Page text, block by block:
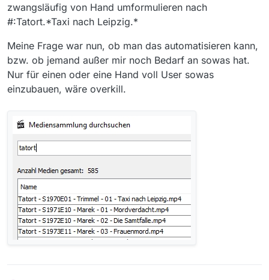
meinem LAN einsetze, resultierte der dauerhafte Index
erst als “Externe Medien” die einzeln (als Pfade im ersten
Reiter) indiziert wurden. Die Größe der eigentliche Tatort-
Folge erscheint als “null”, denn es istein Bug.
Titel in der Mediensammlung sucht. Aus Sicht eines MV-
Anwenders, werden Zeichenketten verglichen, und nicht
Expressionen. JMHO.
zwangsläufig von Hand umformulieren nach
#:Tatort.*Taxi nach Leipzig.*
Meine Frage war nun, ob man das automatisieren kann,
bzw. ob jemand außer mir noch Bedarf an sowas hat.
Nur für einen oder eine Hand voll User sowas
einzubauen, wäre overkill.